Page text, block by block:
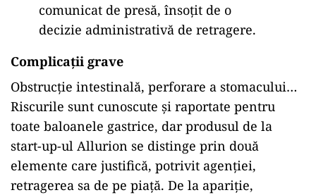
comunicat de presă, însoțit de o
decizie administrativă de retragere.
Complicații grave
Obstrucție intestinală, perforare a stomacului…
Riscurile sunt cunoscute și raportate pentru
toate baloanele gastrice, dar produsul de la
start-up-ul Allurion se distinge prin două
elemente care justifică, potrivit agenției,
retragerea sa de pe piață. De la apariție,